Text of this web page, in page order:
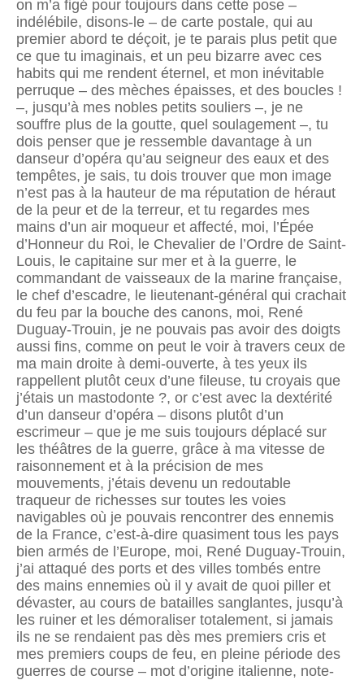
on m’a figé pour toujours dans cette pose –
indélébile, disons-le – de carte postale, qui au
premier abord te déçoit, je te parais plus petit que
ce que tu imaginais, et un peu bizarre avec ces
habits qui me rendent éternel, et mon inévitable
perruque – des mèches épaisses, et des boucles !
–, jusqu’à mes nobles petits souliers –, je ne
souffre plus de la goutte, quel soulagement –, tu
dois penser que je ressemble davantage à un
danseur d’opéra qu’au seigneur des eaux et des
tempêtes, je sais, tu dois trouver que mon image
n’est pas à la hauteur de ma réputation de héraut
de la peur et de la terreur, et tu regardes mes
mains d’un air moqueur et affecté, moi, l’Épée
d’Honneur du Roi, le Chevalier de l’Ordre de Saint-
Louis, le capitaine sur mer et à la guerre, le
commandant de vaisseaux de la marine française,
le chef d’escadre, le lieutenant-général qui crachait
du feu par la bouche des canons, moi, René
Duguay-Trouin, je ne pouvais pas avoir des doigts
aussi fins, comme on peut le voir à travers ceux de
ma main droite à demi-ouverte, à tes yeux ils
rappellent plutôt ceux d’une fileuse, tu croyais que
j’étais un mastodonte ?, or c’est avec la dextérité
d’un danseur d’opéra – disons plutôt d’un
escrimeur – que je me suis toujours déplacé sur
les théâtres de la guerre, grâce à ma vitesse de
raisonnement et à la précision de mes
mouvements, j’étais devenu un redoutable
traqueur de richesses sur toutes les voies
navigables où je pouvais rencontrer des ennemis
de la France, c’est-à-dire quasiment tous les pays
bien armés de l’Europe, moi, René Duguay-Trouin,
j’ai attaqué des ports et des villes tombés entre
des mains ennemies où il y avait de quoi piller et
dévaster, au cours de batailles sanglantes, jusqu’à
les ruiner et les démoraliser totalement, si jamais
ils ne se rendaient pas dès mes premiers cris et
mes premiers coups de feu, en pleine période des
guerres de course – mot d’origine italienne, note-